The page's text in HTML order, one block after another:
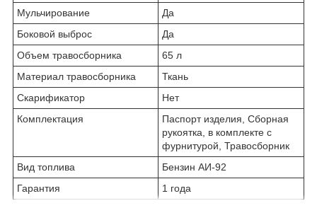
Мульчирование
Да
Боковой выброс
Да
Объем травосборника
65 л
Материал травосборника
Ткань
Скарификатор
Нет
Комплектация
Паспорт изделия, Сборная
рукоятка, в комплекте с
фурнитурой, Травосборник
Вид топлива
Бензин АИ-92
Гарантия
1 года